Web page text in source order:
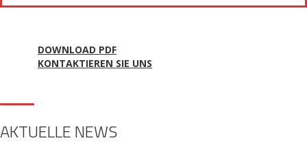
DOWNLOAD PDF
KONTAKTIEREN SIE UNS
AKTUELLE NEWS